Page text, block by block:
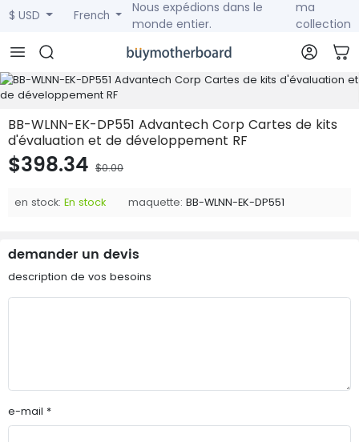
$ USD French
Nous expédions dans le
monde entier.
ma
collection
BB-WLNN-EK-DP551 Advantech Corp Cartes de kits
d'évaluation et de développement RF
$398.34 $0.00
en stock: En stock maquette: BB-WLNN-EK-DP551
demander un devis
description de vos besoins
e-mail *